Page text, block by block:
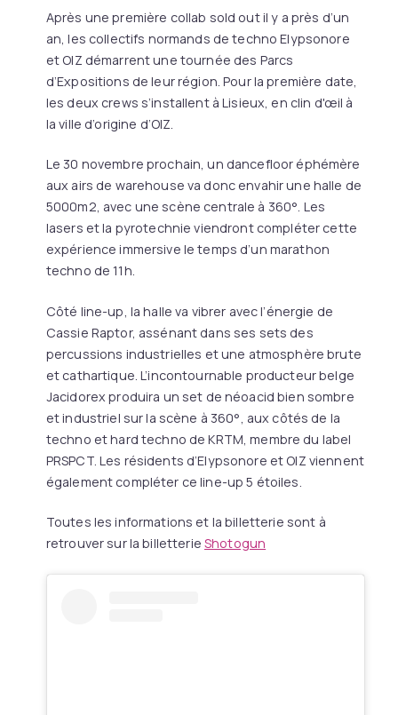
Après une première collab sold out il y a près d’un
an, les collectifs normands de techno Elypsonore
et OIZ démarrent une tournée des Parcs
d’Expositions de leur région. Pour la première date,
les deux crews s’installent à Lisieux, en clin d'œil à
la ville d’origine d’OIZ.
Le 30 novembre prochain, un dancefloor éphémère
aux airs de warehouse va donc envahir une halle de
5000m2, avec une scène centrale à 360°. Les
lasers et la pyrotechnie viendront compléter cette
expérience immersive le temps d’un marathon
techno de 11h.
Côté line-up, la halle va vibrer avec l’énergie de
Cassie Raptor, assénant dans ses sets des
percussions industrielles et une atmosphère brute
et cathartique. L’incontournable producteur belge
Jacidorex produira un set de néoacid bien sombre
et industriel sur la scène à 360°, aux côtés de la
techno et hard techno de KRTM, membre du label
PRSPCT. Les résidents d’Elypsonore et OIZ viennent
également compléter ce line-up 5 étoiles.
Toutes les informations et la billetterie sont à
retrouver sur la billetterie Shotogun